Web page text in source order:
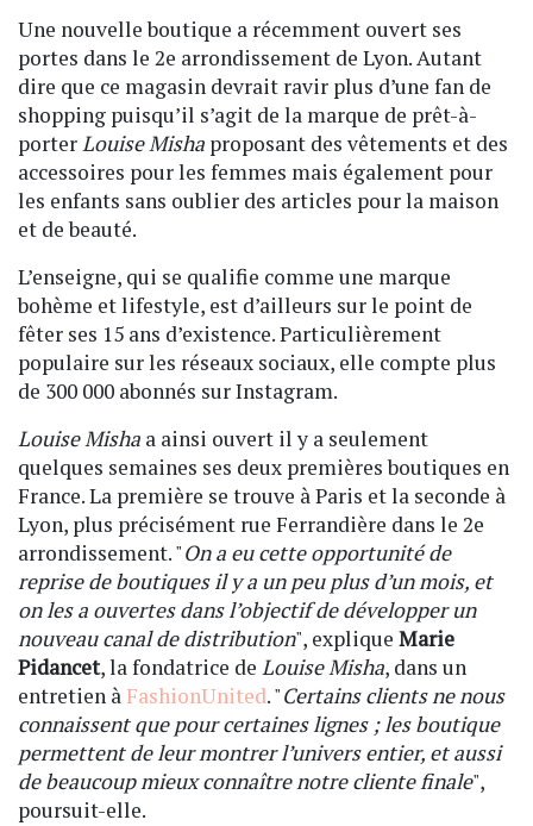
Une nouvelle boutique a récemment ouvert ses
portes dans le 2e arrondissement de Lyon. Autant
dire que ce magasin devrait ravir plus d’une fan de
shopping puisqu’il s’agit de la marque de prêt-à-
porterLouise Misha proposant des vêtements et des
accessoires pour les femmes mais également pour
les enfants sans oublier des articles pour la maison
et de beauté.
L’enseigne, qui se qualifie comme une marque
bohème et lifestyle, est d’ailleurs sur le point de
fêter ses 15 ans d’existence. Particulièrement
populaire sur les réseaux sociaux, elle compte plus
de 300 000 abonnés sur Instagram.
Louise Misha a ainsi ouvert il y a seulement
quelques semaines ses deux premières boutiques en
France. La première se trouve à Paris et la seconde à
Lyon, plus précisément rue Ferrandière dans le 2e
arrondissement. "On a eu cette opportunité de
reprise de boutiques il y a un peu plus d’un mois, et
on les a ouvertes dans l’objectif de développer un
nouveau canal de distribution", explique Marie
Pidancet, la fondatrice de Louise Misha, dans un
entretien à FashionUnited. "Certains clients ne nous
connaissent que pour certaines lignes ; les boutique
permettent de leur montrer l’univers entier, et aussi
de beaucoup mieux connaître notre cliente finale",
poursuit-elle.